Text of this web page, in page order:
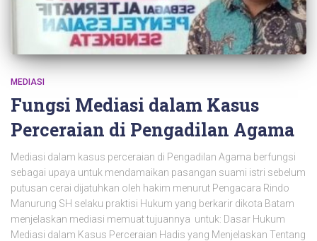
MEDIASI
Fungsi Mediasi dalam Kasus
Perceraian di Pengadilan Agama
Mediasi dalam kasus perceraian di Pengadilan Agama berfungsi
sebagai upaya untuk mendamaikan pasangan suami istri sebelum
putusan cerai dijatuhkan oleh hakim menurut Pengacara Rindo
Manurung SH selaku praktisi Hukum yang berkarir dikota Batam
menjelaskan mediasi memuat tujuannya untuk: Dasar Hukum
Mediasi dalam Kasus Perceraian Hadis yang Menjelaskan Tentang